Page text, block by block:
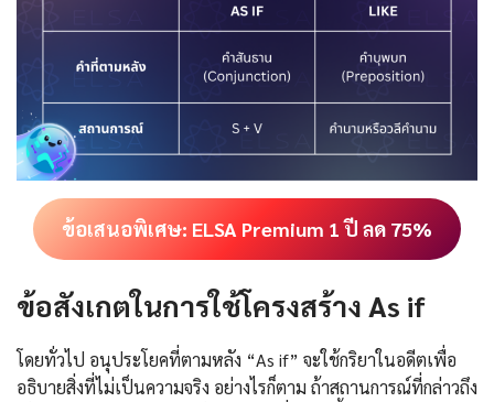
ข้อเสนอพิเศษ: ELSA Premium 1 ปี ลด 75%
ข้อสังเกตในการใช้โครงสร้าง As if
โดยทั่วไป อนุประโยคที่ตามหลัง “As if” จะใช้กริยาในอดีตเพื่อ
อธิบายสิ่งที่ไม่เป็นความจริง อย่างไรก็ตาม ถ้าสถานการณ์ที่กล่าวถึง